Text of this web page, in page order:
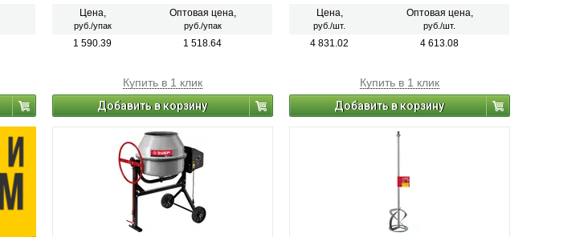
Цена,
руб./упак
Оптовая цена,
руб./упак
1 590.39 1 518.64
Купить в 1 клик
Добавить в корзину
Химостойкость:есть Регулировка
распыления:да
Цена,
руб./шт.
Оптовая цена,
руб./шт.
4 831.02 4 613.08
Купить в 1 клик
Добавить в корзину